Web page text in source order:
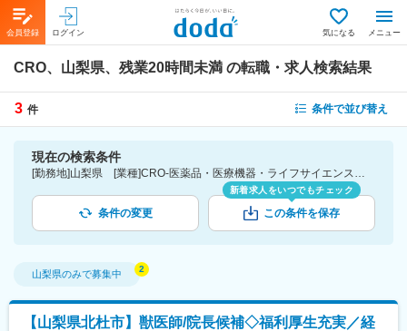
会員登録 ログイン 気になる メニュー
CRO、山梨県、残業20時間未満 の転職・求人検索結果
3 件 条件で並び替え
現在の検索条件
[勤務地]山梨県 [業種]CRO-医薬品・医療機器・ライフサイエンス・医療系サービス [詳細条件](休日・働き方)残業20時間未満
条件の変更
新着求人をいつでもチェック
この条件を保存
山梨県のみで募集中
【山梨県北杜市】獣医師/院長候補◇福利厚生充実／経